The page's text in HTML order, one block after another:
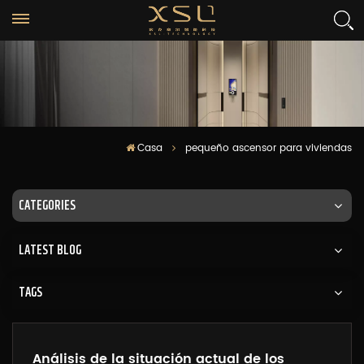
Casa pequeño ascensor para viviendas
CATEGORIES
LATEST BLOG
TAGS
Análisis de la situación actual de los